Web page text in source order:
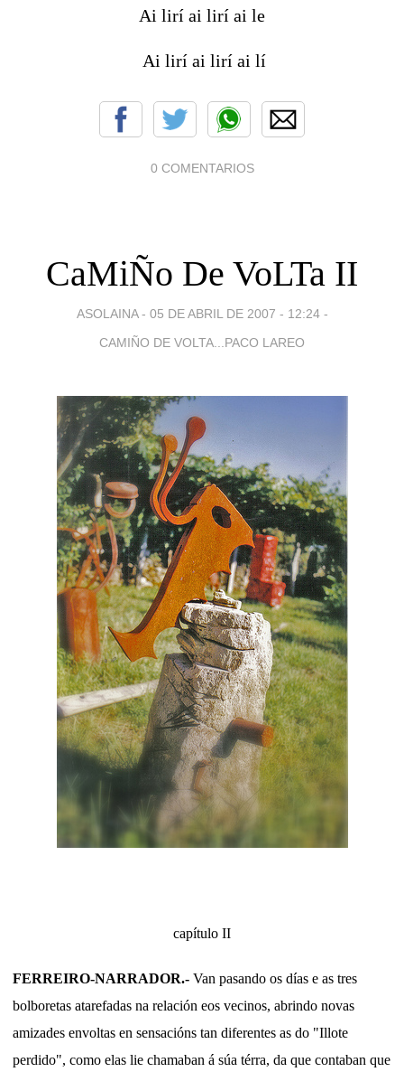
Ai lirí ai lirí ai le
Ai lirí ai lirí ai lí
0 COMENTARIOS
CaMiÑo De VoLTa II
ASOLAINA - 05 DE ABRIL DE 2007 - 12:24 -
CAMIÑO DE VOLTA...PACO LAREO
capítulo II
FERREIRO-NARRADOR.- Van pasando os días e as tres
bolboretas atarefadas na relación eos vecinos, abrindo novas
amizades envoltas en sensacións tan diferentes as do "Illote
perdido", como elas lie chamaban á súa térra, da que contaban que